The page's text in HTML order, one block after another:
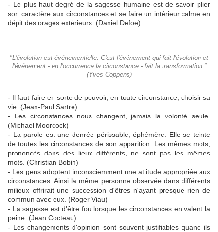
- Le plus haut degré de la sagesse humaine est de savoir plier
son caractère aux circonstances et se faire un intérieur calme en
dépit des orages extérieurs. (Daniel Defoe)
"L'évolution est événementielle. C'est l'événement qui fait l'évolution et
l'événement - en l'occurrence la circonstance - fait la transformation.”
(Yves Coppens)
- Il faut faire en sorte de pouvoir, en toute circonstance, choisir sa
vie. (Jean-Paul Sartre)
- Les circonstances nous changent, jamais la volonté seule.
(Michael Moorcock)
- La parole est une denrée périssable, éphémère. Elle se teinte
de toutes les circonstances de son apparition. Les mêmes mots,
prononcés dans des lieux différents, ne sont pas les mêmes
mots. (Christian Bobin)
- Les gens adoptent inconsciemment une attitude appropriée aux
circonstances. Ainsi la même personne observée dans différents
milieux offrirait une succession d'êtres n'ayant presque rien de
commun avec eux. (Roger Viau)
- La sagesse est d'être fou lorsque les circonstances en valent la
peine. (Jean Cocteau)
- Les changements d'opinion sont souvent justifiables quand ils